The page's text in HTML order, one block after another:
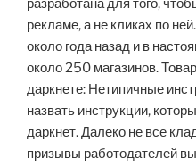
разработана для того,
рекламе, а не кликах по
около года назад и в
около 250 магазинов.
даркнете: Нетипичные
назвать инструкции,
даркнет. Далеко не все
призывы работодателей